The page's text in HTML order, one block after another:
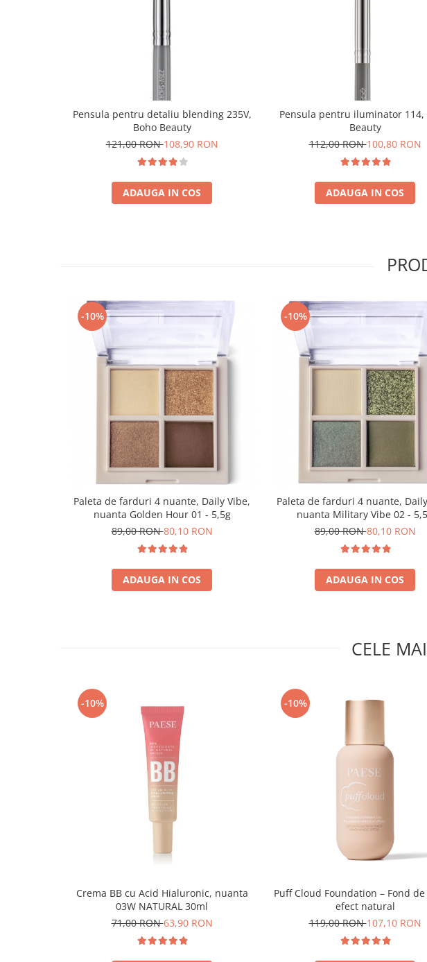
Pensula pentru detaliu blending 235V,
Boho Beauty
121,00 RON108,90 RON
ADAUGA IN COS
Pensula pentru iluminator 114,
Beauty
112,00 RON100,80 RON
ADAUGA IN COS
-10%
Paleta de farduri 4 nuante, Daily Vibe,
nuanta Golden Hour 01 - 5,5g
89,00 RON80,10 RON
ADAUGA IN COS
-10%
Paleta de farduri 4 nuante,
nuanta Military Vibe 02 -
89,00 RON80,10 RON
ADAUGA IN COS
CELE
-10%
Crema BB cu Acid Hialuronic, nuanta
03W NATURAL 30ml
71,00 RON63,90 RON
-10%
Puff Cloud Foundation – Fond
efect natural
119,00 RON107,10 RON